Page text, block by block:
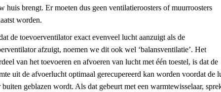
huis brengt. Er moeten dus geen ventilatieroosters of muurroosters
worden.
de toevoerventilator exact evenveel lucht aanzuigt als de
afzuigt, noemen we dit ook wel ‘balansventilatie’. Het
van het toevoeren en afvoeren van lucht met één toestel, is dat de
uit de afvoerlucht optimaal gerecupereerd kan worden voordat de
buiten geblazen wordt. Als dat gebeurt met een warmtewisselaar,